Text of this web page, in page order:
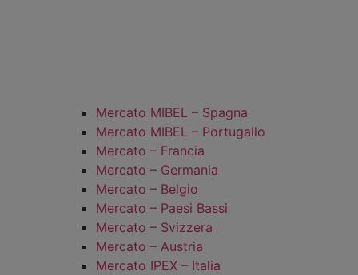
Mercato MIBEL – Spagna
Mercato MIBEL – Portugallo
Mercato – Francia
Mercato – Germania
Mercato – Belgio
Mercato – Paesi Bassi
Mercato – Svizzera
Mercato – Austria
Mercato IPEX – Italia